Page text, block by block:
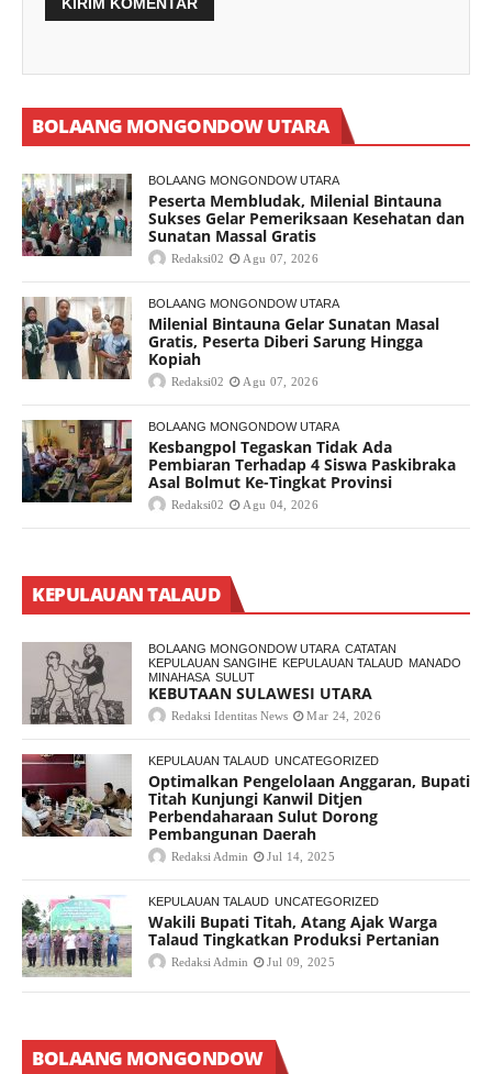
BOLAANG MONGONDOW UTARA
BOLAANG MONGONDOW UTARA
Peserta Membludak, Milenial Bintauna
Sukses Gelar Pemeriksaan Kesehatan dan
Sunatan Massal Gratis
Redaksi02 Agu 07, 2026
BOLAANG MONGONDOW UTARA
Milenial Bintauna Gelar Sunatan Masal
Gratis, Peserta Diberi Sarung Hingga
Kopiah
Redaksi02 Agu 07, 2026
BOLAANG MONGONDOW UTARA
Kesbangpol Tegaskan Tidak Ada
Pembiaran Terhadap 4 Siswa Paskibraka
Asal Bolmut Ke-Tingkat Provinsi
Redaksi02 Agu 04, 2026
KEPULAUAN TALAUD
BOLAANG MONGONDOW UTARA CATATAN
KEPULAUAN SANGIHE KEPULAUAN TALAUD MANADO
MINAHASA SULUT
KEBUTAAN SULAWESI UTARA
Redaksi Identitas News Mar 24, 2026
KEPULAUAN TALAUD UNCATEGORIZED
Optimalkan Pengelolaan Anggaran, Bupati
Titah Kunjungi Kanwil Ditjen
Perbendaharaan Sulut Dorong
Pembangunan Daerah
Redaksi Admin Jul 14, 2025
KEPULAUAN TALAUD UNCATEGORIZED
Wakili Bupati Titah, Atang Ajak Warga
Talaud Tingkatkan Produksi Pertanian
Redaksi Admin Jul 09, 2025
BOLAANG MONGONDOW